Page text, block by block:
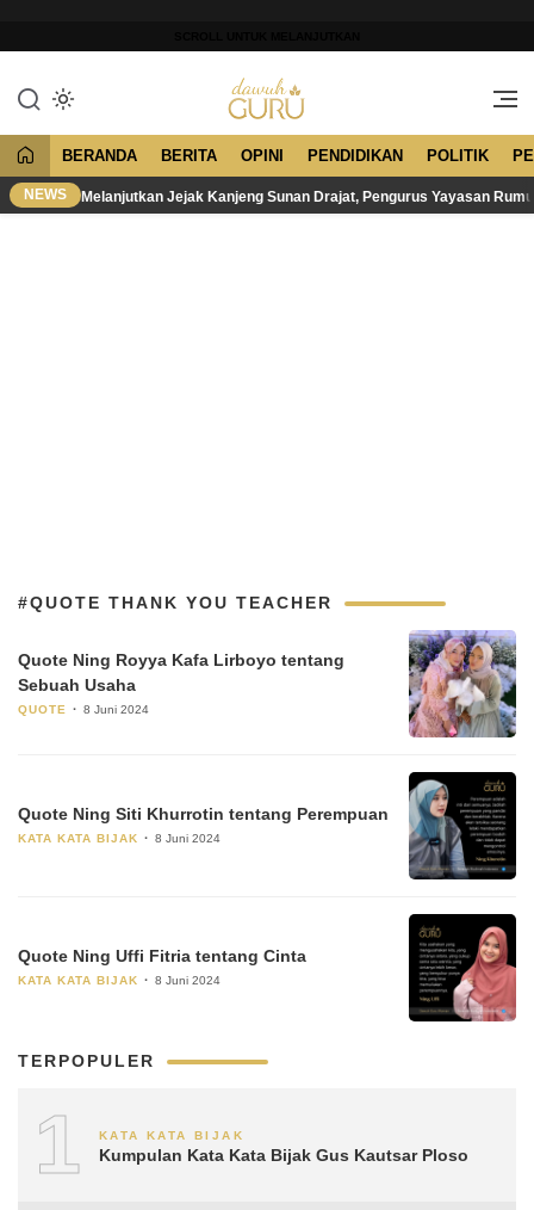
konten
Dawuh Guru
Merawat Tradisi, Membangun
BERANDA BERITA OPINI PENDIDIKAN POLITIK
NEWS Melanjutkan Jejak Kanjeng Sunan Drajat, Pengurus Yayasan
#QUOTE THANK YOU TEACHER
Quote Ning Royya Kafa Lirboyo tentang
Sebuah Usaha
QUOTE 8 Juni 2024
Quote Ning Siti Khurrotin tentang Perempuan
KATA KATA BIJAK 8 Juni 2024
Quote Ning Uffi Fitria tentang Cinta
KATA KATA BIJAK 8 Juni 2024
TERPOPULER
1 KATA KATA BIJAK
Kumpulan Kata Kata Bijak Gus Kautsar Ploso